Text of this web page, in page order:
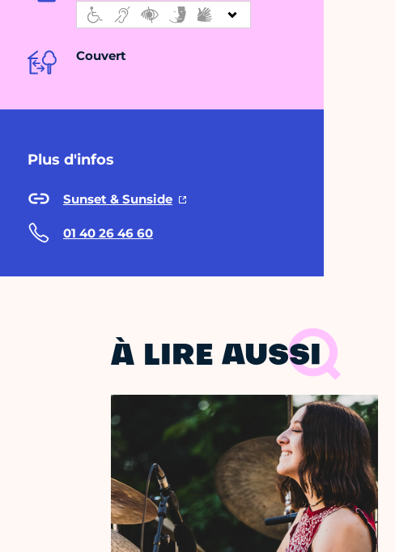
Couvert
Plus d'infos
Sunset & Sunside
01 40 26 46 60
À LIRE AUSSI